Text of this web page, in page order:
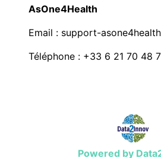
AsOne4Health
Email : support-
Téléphone : +33 6 21 70 48
Powered by